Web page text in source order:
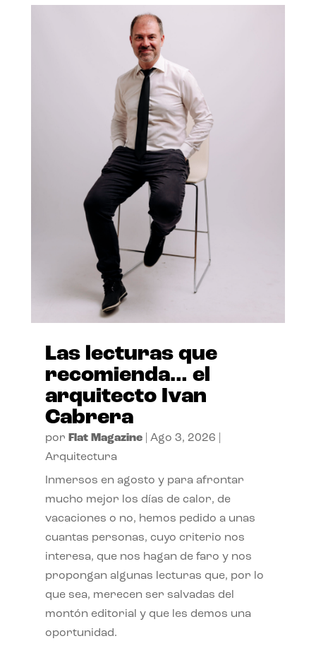
Las lecturas que
recomienda… el
arquitecto Ivan
Cabrera
por Flat Magazine| Ago 3, 2026
Arquitectura
Inmersos en agosto y para afrontar
mucho mejor los días de calor, de
vacaciones o no, hemos pedido a unas
cuantas personas, cuyo criterio nos
interesa, que nos hagan de faro y nos
propongan algunas lecturas que, por lo
que sea, merecen ser salvadas del
montón editorial y que les demos una
oportunidad.